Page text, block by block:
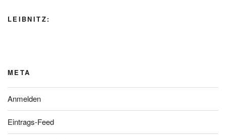
LEIBNITZ:
META
Anmelden
Eintrags-Feed